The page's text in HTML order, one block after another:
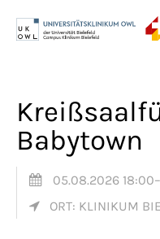
Babytown
05.08.2026
ORT: KLINIKUM